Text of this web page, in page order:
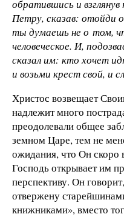
обратившись и
Петру, сказав: отойди
ты думаешь не о том,
человеческое. И,
сказал им: кто хочет
и возьми крест свой, и
Христос возвещает
надлежит много
преодолевали общее
земном Царе, тем не
ожидания, что Он скоро
Господь открывает им
перспективу. Он
отвержену
книжниками», вместо